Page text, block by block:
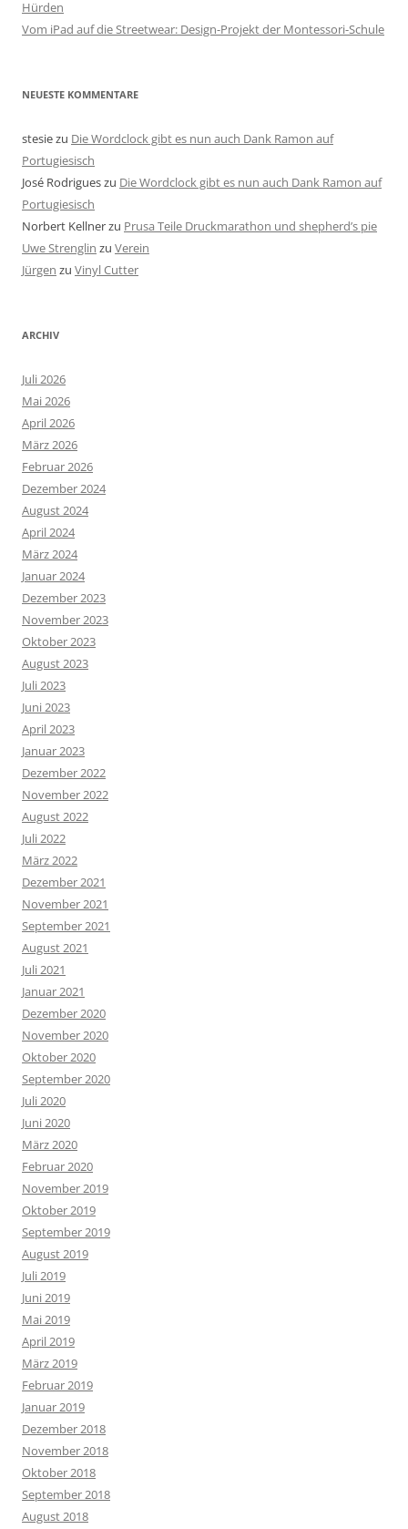
Hürden
Vom iPad auf die Streetwear: Design-Projekt der Montessori-Schule
NEUESTE KOMMENTARE
stesiezu Die Wordclock gibt es nun auch Dank Ramon auf
Portugiesisch
José Rodrigueszu Die Wordclock gibt es nun auch Dank Ramon auf
Portugiesisch
Norbert Kellnerzu Prusa Teile Druckmarathon und shepherd’s pie
Uwe Strenglin zu Verein
Jürgen zu Vinyl Cutter
ARCHIV
Juli 2026
Mai 2026
April 2026
März 2026
Februar 2026
Dezember 2024
August 2024
April 2024
März 2024
Januar 2024
Dezember 2023
November 2023
Oktober 2023
August 2023
Juli 2023
Juni 2023
April 2023
Januar 2023
Dezember 2022
November 2022
August 2022
Juli 2022
März 2022
Dezember 2021
November 2021
September 2021
August 2021
Juli 2021
Januar 2021
Dezember 2020
November 2020
Oktober 2020
September 2020
Juli 2020
Juni 2020
März 2020
Februar 2020
November 2019
Oktober 2019
September 2019
August 2019
Juli 2019
Juni 2019
Mai 2019
April 2019
März 2019
Februar 2019
Januar 2019
Dezember 2018
November 2018
Oktober 2018
September 2018
August 2018